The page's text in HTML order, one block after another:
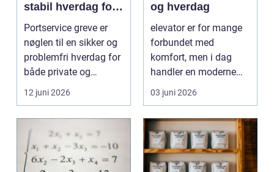
stabil hverdag for
porte
Portservice greve er
nøglen til en sikker og
problemfri hverdag for
både private og
virksomheder, de...
12 juni 2026
og hverdag
elevator er for mange
forbundet med
komfort, men i dag
handler en moderne
elevator lige så meg...
03 juni 2026